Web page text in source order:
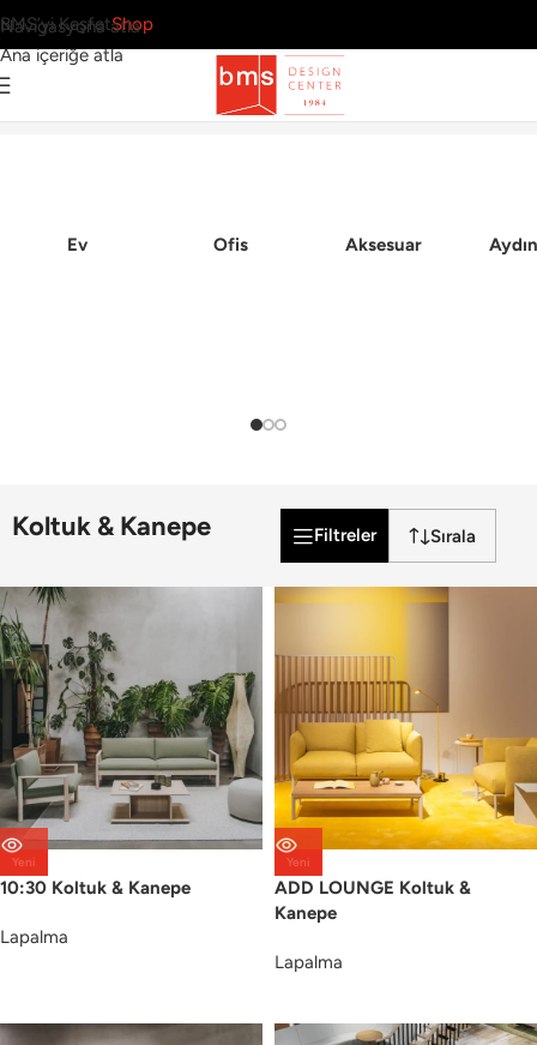
Navigasyona atla
Ana içeriğe atla
BMS’yi KeşfetShop
Koltuk & Kanepe
Ev Ofis Aksesuar
Koltuk & Kanepe Filtreler
Yeni
10:30 Koltuk & Kanepe
Lapalma
Yeni
ADD LOUNGE Koltuk &
Kanepe
Lapalma